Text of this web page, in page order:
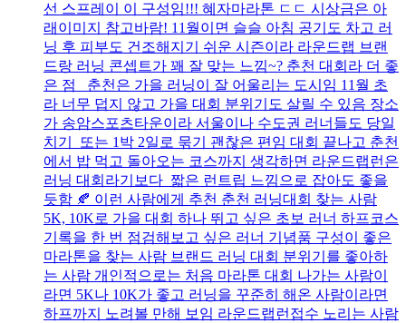
선 스프레이 이 구성임!!! 혜자마라톤 ㄷㄷ 시상금은 아
래이미지 참고바람! 11월이면 슬슬 아침 공기도 차고 러
닝 후 피부도 건조해지기 쉬운 시즌이라 라운드랩 브랜
드랑 러닝 콘셉트가 꽤 잘 맞는 느낌~? 춘천 대회라 더 좋
은 점 춘천은 가을 러닝이 잘 어울리는 도시임 11월 초
라 너무 덥지 않고 가을 대회 분위기도 살릴 수 있음 장소
가 송암스포츠타운이라 서울이나 수도권 러너들도 당일
치기 또는 1박 2일로 묶기 괜찮은 편임 대회 끝나고 춘천
에서 밥 먹고 돌아오는 코스까지 생각하면 라운드랩런은
러닝 대회라기보다 짧은 런트립 느낌으로 잡아도 좋을
듯함 🍂 이런 사람에게 추천 춘천 러닝대회 찾는 사람
5K, 10K로 가을 대회 하나 뛰고 싶은 초보 러너 하프코스
기록을 한 번 점검해보고 싶은 러너 기념품 구성이 좋은
마라톤을 찾는 사람 브랜드 러닝 대회 분위기를 좋아하
는 사람 개인적으로는 처음 마라톤 대회 나가는 사람이
라면 5K나 10K가 좋고 러닝을 꾸준히 해온 사람이라면
하프까지 노려볼 만해 보임 라운드랩런접수 노리는 사람